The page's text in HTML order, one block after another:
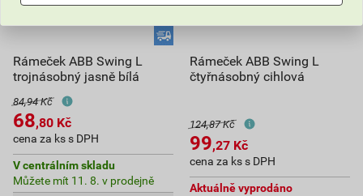
Rámeček ABB Swing L
trojnásobný jasně bílá
84,94 Kč
68,80 Kč
cena za ks s DPH
V centrálním skladu
Můžete mít 11. 8. v prodejně
Rámeček ABB Swing L
čtyřnásobný cihlová
124,87 Kč
99,27 Kč
cena za ks s DPH
Aktuálně vyprodáno